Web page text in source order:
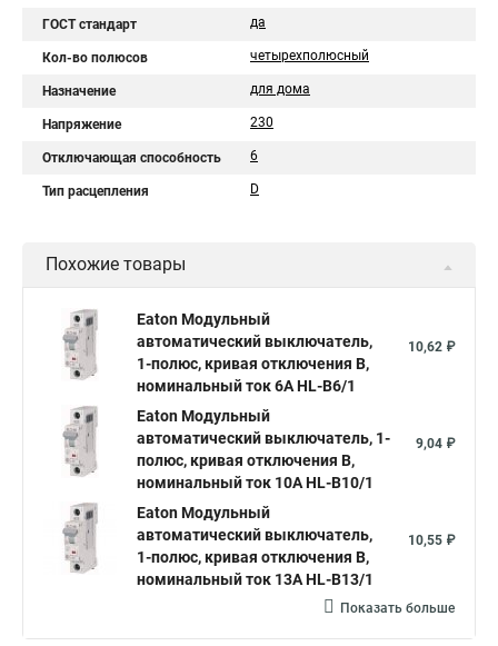
ГОСТ стандарт да
Кол-во полюсов четырехполюсный
Назначение для дома
Напряжение 230
Отключающая способность 6
Тип расцепления D
Похожие товары
Eaton Модульный
автоматический выключатель,
1-полюс, кривая отключения B,
номинальный ток 6А HL-B6/1
10,62 ₽
Eaton Модульный
автоматический выключатель, 1-
полюс, кривая отключения B,
номинальный ток 10А HL-B10/1
9,04 ₽
Eaton Модульный
автоматический выключатель,
1-полюс, кривая отключения B,
номинальный ток 13А HL-B13/1
10,55 ₽
Показать больше